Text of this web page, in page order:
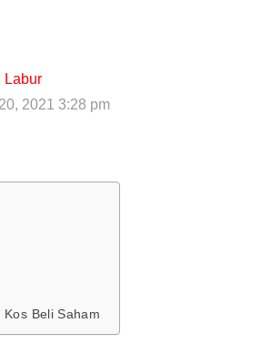
Labur
2021 3:28 pm
Beli Saham